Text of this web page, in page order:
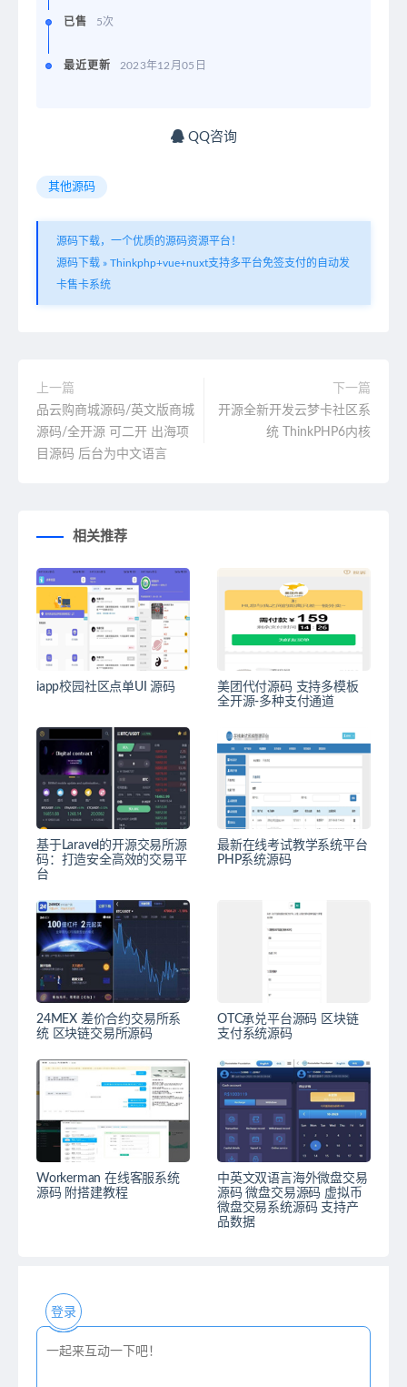
已售 5次
最近更新 2023年12月05日
QQ咨询
其他源码
源码下载，一个优质的源码资源平台！
源码下载 » Thinkphp+vue+nuxt支持多平台免签支付的自动发
卡售卡系统
上一篇
品云购商城源码/英文版商城
源码/全开源 可二开 出海项
目源码 后台为中文语言
下一篇
开源全新开发云梦卡社区系
统 ThinkPHP6内核
相关推荐
iapp校园社区点单UI 源码
美团代付源码 支持多模板
全开源-多种支付通道
基于Laravel的开源交易所源
码：打造安全高效的交易平
台
最新在线考试教学系统平台
PHP系统源码
24MEX 差价合约交易所系
统 区块链交易所源码
OTC承兑平台源码 区块链
支付系统源码
Workerman 在线客服系统
源码 附搭建教程
中英文双语言海外微盘交易
源码 微盘交易源码 虚拟币
微盘交易系统源码 支持产
品数据
登录